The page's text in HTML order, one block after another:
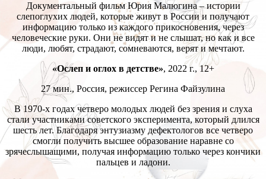
Документальный фильм Юрия Малюгина – истории
слепоглухих людей, которые живут в России и получают
информацию только из каждого прикосновения, через
человеческие руки. Они не видят и не слышат, но как и все
люди, любят, страдают, сомневаются, верят и мечтают.
«Ослеп и оглох в детстве», 2022 г., 12+
27 мин., Россия, режиссер Регина Файзулина
В 1970-х годах четверо молодых людей без зрения и слуха
стали участниками советского эксперимента, который длился
шесть лет. Благодаря энтузиазму дефектологов все четверо
смогли получить высшее образование наравне со
зрячеслышащими, получая информацию только через кончики
пальцев и ладони.